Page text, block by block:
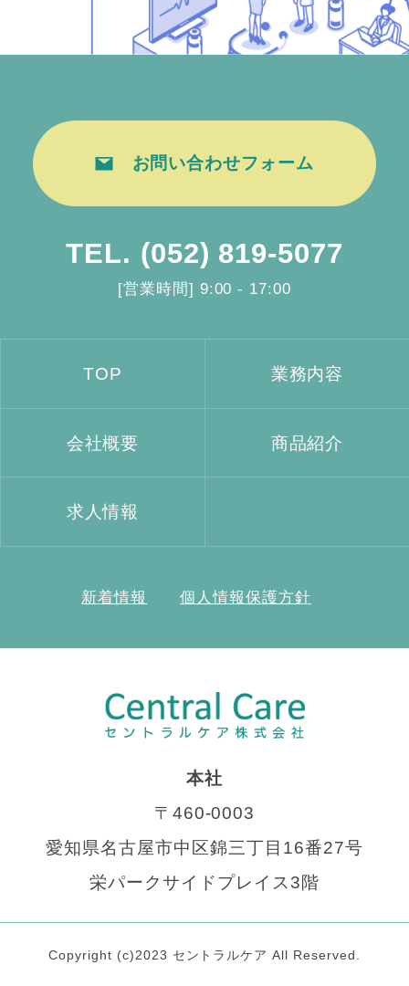
お問い合わせフォーム
TEL. (052) 819-5077
[営業時間] 9:00 - 17:00
TOP 業務内容
会社概要 商品紹介
求人情報
新着情報 個人情報保護方針
本社
〒460-0003
愛知県名古屋市中区錦三丁目16番27号
栄パークサイドプレイス3階
Copyright (c)2023 セントラルケア All Reserved.